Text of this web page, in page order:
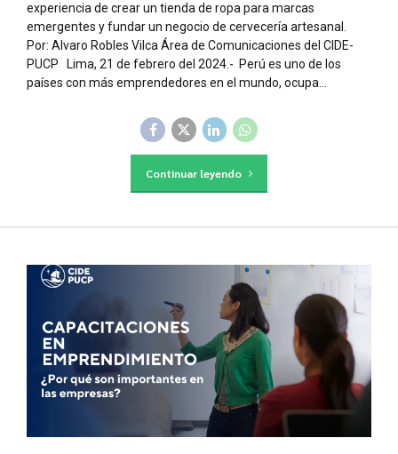
experiencia de crear un tienda de ropa para marcas
emergentes y fundar un negocio de cervecería artesanal.
Por: Alvaro Robles Vilca Área de Comunicaciones del CIDE-
PUCP Lima, 21 de febrero del 2024.- Perú es uno de los
países con más emprendedores en el mundo, ocupa...
Continuar leyendo